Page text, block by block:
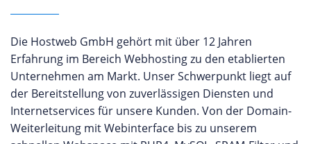
Die Hostweb GmbH gehört mit über 12 Jahren
Erfahrung im Bereich Webhosting zu den etablierten
Unternehmen am Markt. Unser Schwerpunkt liegt auf
der Bereitstellung von zuverlässigen Diensten und
Internetservices für unsere Kunden. Von der Domain-
Weiterleitung mit Webinterface bis zu unserem